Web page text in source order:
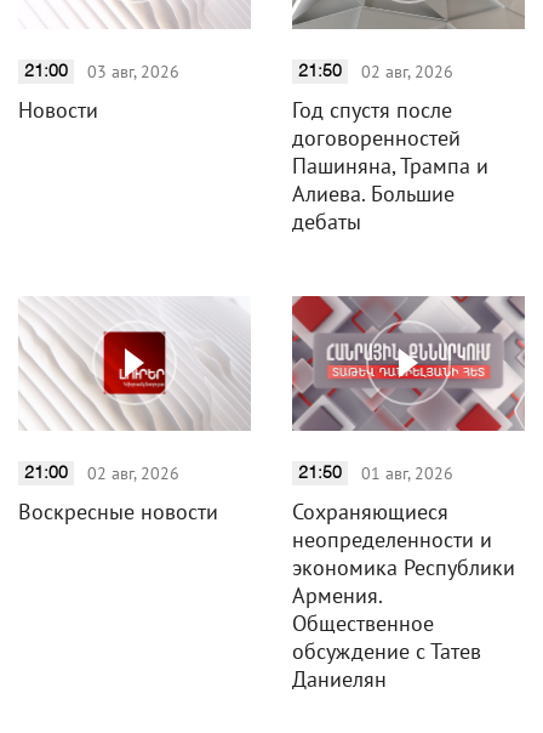
21:00 03 авг, 2026
Новости
21:50 02 авг, 2026
Год спустя после
договоренностей
Пашиняна, Трампа и
Алиева. Большие
дебаты
21:00 02 авг, 2026
Воскресные новости
21:50 01 авг, 2026
Сохраняющиеся
неопределенности и
экономика Республики
Армения.
Общественное
обсуждение с Татев
Даниелян